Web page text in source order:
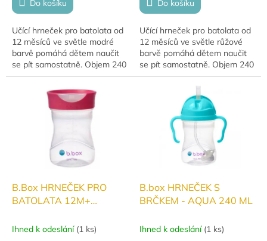
Do košíku
Učící hrneček pro batolata od
12 měsíců ve světle modré
barvě pomáhá dětem naučit
se pít samostatně. Objem 240
ml je ideální pro malé ručičky
a velké pokroky!
Do košíku
Učící hrneček pro batolata od
12 měsíců ve světle růžové
barvě pomáhá dětem naučit
se pít samostatně. Objem 240
ml je ideální pro malé ručičky
a velké pokroky!
B.Box HRNEČEK PRO
BATOLATA 12M+
Ihned k odeslání (1 ks)
B.box HRNEČEK S
BRČKEM - AQUA 240 ML
Ihned k odeslání (1 ks)